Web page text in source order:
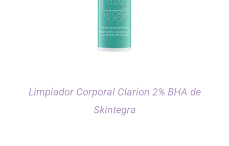
Limpiador Corporal Clarion 2% BHA de
Skintegra